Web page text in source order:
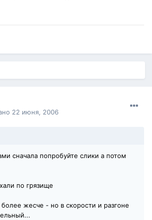
22 июня, 2006
сначала попробуйте слики а потом
по грязище
более жесче - но в скорости и разгоне